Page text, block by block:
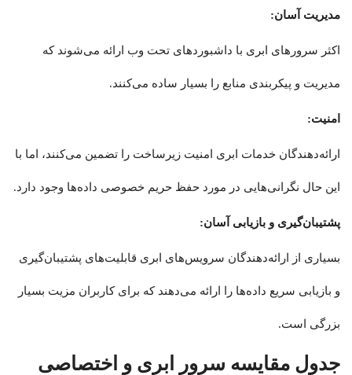
مدیریت آسان:
اکثر سرورهای ابری با داشبوردهای تحت وب ارائه می‌شوند که
مدیریت و پیکربندی منابع را بسیار ساده می‌کنند.
امنیت:
ارائه‌دهندگان خدمات ابری امنیت زیرساخت را تضمین می‌کنند، اما با
این حال نگرانی‌هایی در مورد حفظ حریم خصوصی داده‌ها وجود دارد.
پشتیبان‌گیری و بازیابی آسان:
بسیاری از ارائه‌دهندگان سرویس‌های ابری قابلیت‌های پشتیبان‌گیری
و بازیابی سریع داده‌ها را ارائه می‌دهند که برای کاربران مزیت بسیار
بزرگی است.
جدول مقایسه سرور ابری و اختصاصی